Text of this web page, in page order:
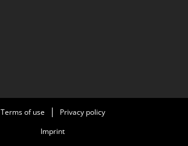
Terms of use
Privacy policy
Imprint